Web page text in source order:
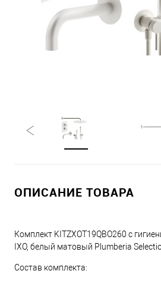
ОПИСАНИЕ ТОВАРА
Комплект KITZXOT19QBO260 с
IXO, белый матовый Plumberia
Состав комплекта: